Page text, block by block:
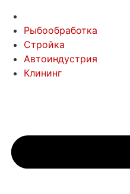
Рыбообработка
Стройка
Автоиндустрия
Клининг